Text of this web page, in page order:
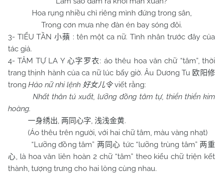
Hoa rụng nhiều chỉ riêng mình đứng trong sân,
Trong cơn mưa nhẹ đàn én bay sóng đôi.
3- TIỂU TẦN 小蘋 : tên một ca nữ. Tình nhân trước đây của
tác giả.
4- TÂM TỰ LA Y 心字罗衣: áo thêu hoa văn chữ “tâm”, thời
trang thịnh hành của ca nữ lúc bấy giờ. Âu Dương Tu 欧阳修
trong Hảo nữ nhi lệnh 好女儿令viết rằng:
Nhất thân tú xuất, lưỡng đồng tâm tự, thiển thiển kim
hoàng.
一身绣出, 两同心字, 浅浅金黄.
(Áo thêu trên người, với hai chữ tâm, màu vàng nhạt)
“Lưỡng đồng tâm” 两同心 tức “lưỡng trùng tâm” 两重
心, là hoa văn liên hoàn 2 chữ “tâm” theo kiểu chữ triện kết
thành, tượng trưng cho hai lòng cùng nhau.